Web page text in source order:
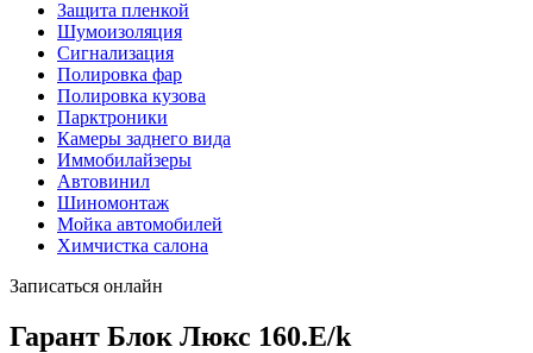
Защита пленкой
Шумоизоляция
Сигнализация
Полировка фар
Полировка кузова
Парктроники
Камеры заднего вида
Иммобилайзеры
Автовинил
Шиномонтаж
Мойка автомобилей
Химчистка салона
Записаться онлайн
Гарант Блок Люкс 160.E/k